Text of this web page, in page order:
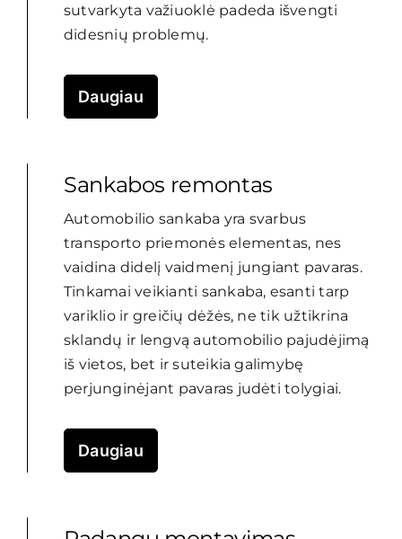
sutvarkyta važiuoklė padeda išvengti
didesnių problemų.
Daugiau
Sankabos remontas
Automobilio sankaba yra svarbus
transporto priemonės elementas, nes
vaidina didelį vaidmenį jungiant pavaras.
Tinkamai veikianti sankaba, esanti tarp
variklio ir greičių dėžės, ne tik užtikrina
sklandų ir lengvą automobilio pajudėjimą
iš vietos, bet ir suteikia galimybę
perjunginėjant pavaras judėti tolygiai.
Daugiau